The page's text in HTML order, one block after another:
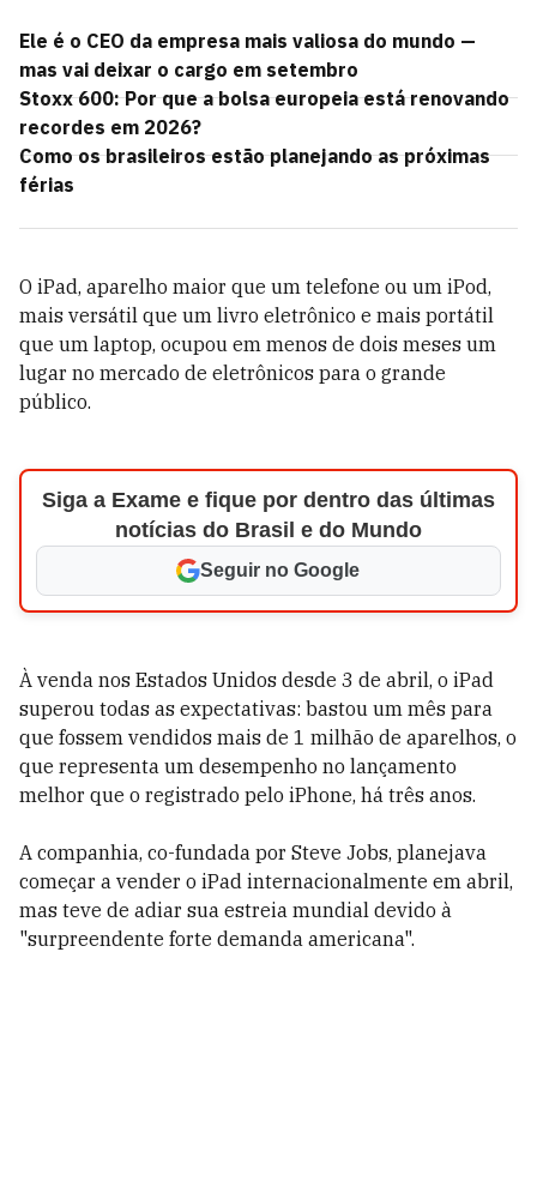
Ele é o CEO da empresa mais valiosa do mundo —
mas vai deixar o cargo em setembro
Stoxx 600: Por que a bolsa europeia está renovando
recordes em 2026?
Como os brasileiros estão planejando as próximas
férias
O iPad, aparelho maior que um telefone ou um iPod,
mais versátil que um livro eletrônico e mais portátil
que um laptop, ocupou em menos de dois meses um
lugar no mercado de eletrônicos para o grande
público.
Siga a Exame e fique por dentro das últimas
notícias do Brasil e do Mundo
Seguir no Google
À venda nos Estados Unidos desde 3 de abril, o iPad
superou todas as expectativas: bastou um mês para
que fossem vendidos mais de 1 milhão de aparelhos, o
que representa um desempenho no lançamento
melhor que o registrado pelo iPhone, há três anos.
A companhia, co-fundada por Steve Jobs, planejava
começar a vender o iPad internacionalmente em abril,
mas teve de adiar sua estreia mundial devido à
"surpreendente forte demanda americana".